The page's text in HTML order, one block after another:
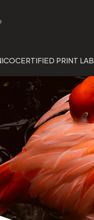
CERTIFIED PRINT LAB